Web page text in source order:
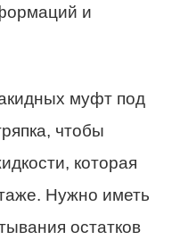
и
муфт под
чтобы
которая
Нужно иметь
остатков